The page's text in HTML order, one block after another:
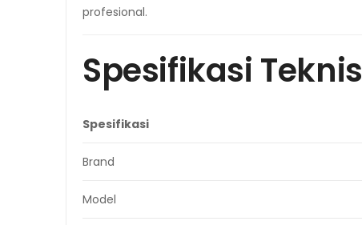
profesional.
Spesifikasi Teknis
Spesifikasi
Brand
Model